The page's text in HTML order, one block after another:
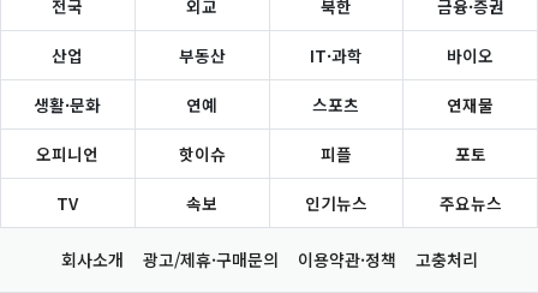
전국 외교 북한 금융·증권
산업 부동산 IT·과학 바이오
생활·문화 연예 스포츠 연재물
오피니언 핫이슈 피플 포토
TV 속보 인기뉴스 주요뉴스
회사소개 광고/제휴·구매문의 이용약관·정책 고충처리